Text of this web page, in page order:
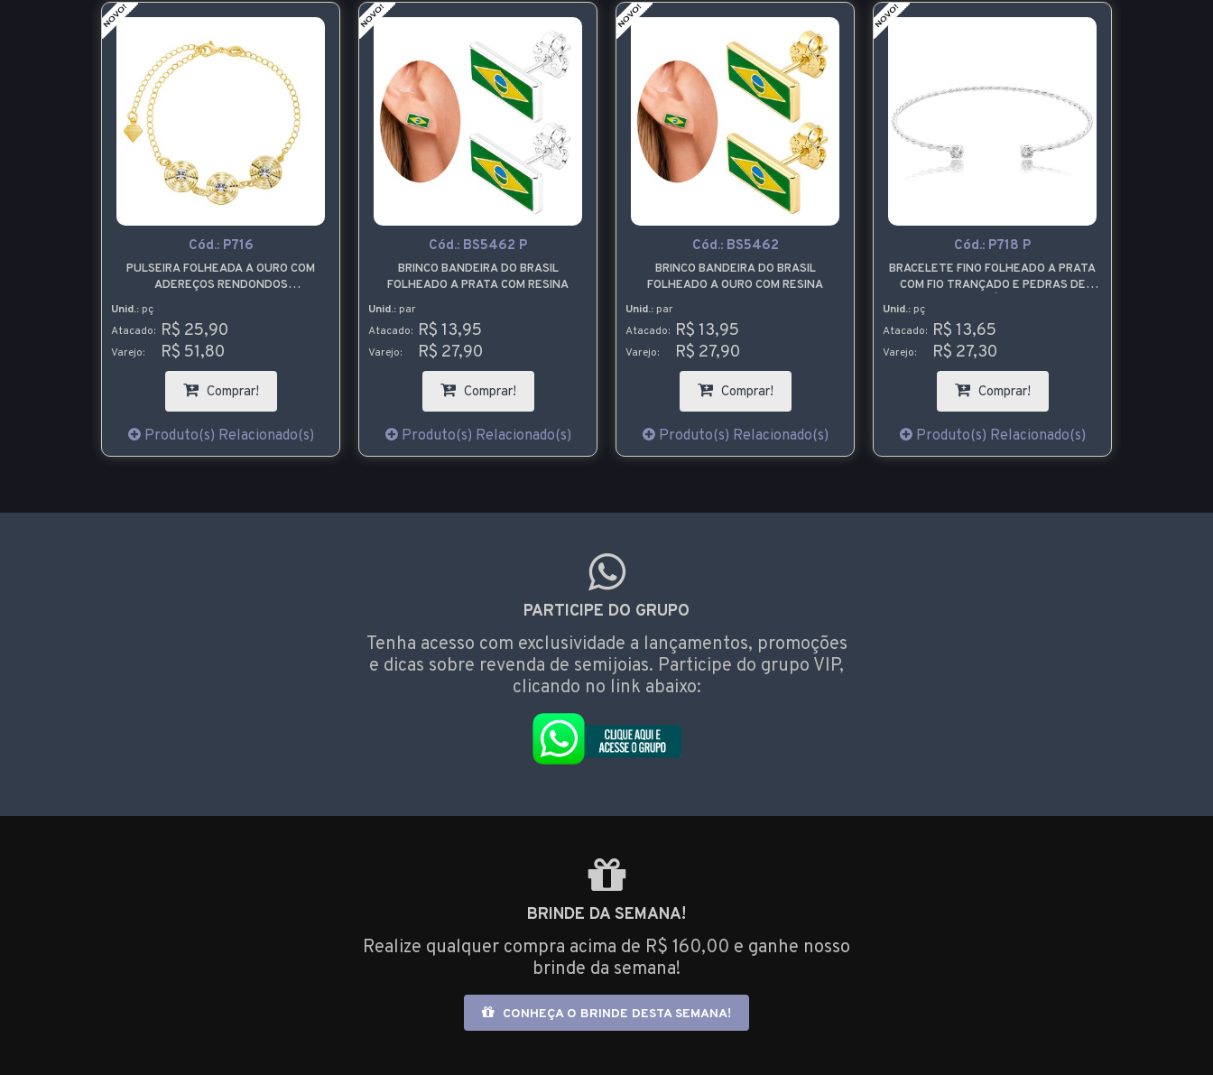
Cód.: P716
PULSEIRA FOLHEADA A OURO COM
ADEREÇOS RENDONDOS
Unid.: pç
Atacado: R$ 25,90
Varejo: R$ 51,80
Comprar!
Produto(s) Relacionado(s)
Cód.: BS5462 P
BRINCO BANDEIRA DO BRASIL
FOLHEADO A PRATA COM RESINA
Unid.: par
Atacado: R$ 13,95
Varejo: R$ 27,90
Comprar!
Produto(s) Relacionado(s)
Cód.: BS5462
BRINCO BANDEIRA DO BRASIL
FOLHEADO A OURO COM RESINA
Unid.: par
Atacado: R$ 13,95
Varejo: R$ 27,90
Comprar!
Produto(s) Relacionado(s)
Cód.: P718 P
BRACELETE FINO FOLHEADO A PRATA
COM FIO TRANÇADO E PEDRAS DE
Unid.: pç
Atacado: R$ 13,65
Varejo: R$ 27,30
Comprar!
Produto(s) Relacionado(s)
PARTICIPE DO GRUPO
Tenha acesso com exclusividade a lançamentos, promoções
e dicas sobre revenda de semijoias. Participe do grupo VIP,
clicando no link abaixo:
BRINDE DA SEMANA!
Realize qualquer compra acima de R$ 160,00 e ganhe nosso
brinde da semana!
CONHEÇA O BRINDE DESTA SEMANA!